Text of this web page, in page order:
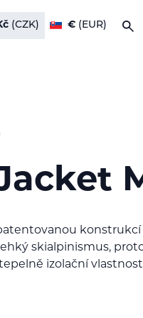
(CZK) € (EUR)
skialpinismus,
izolační